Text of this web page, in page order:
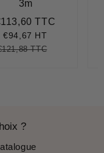
3m
réduit
TTC
€94,67 HT
TTC€121,88
?